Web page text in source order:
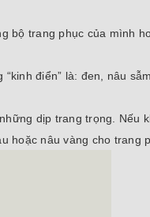
bộ trang phục của mình
điển” là: đen, nâu
dịp trang trọng. Nếu
hoặc nâu vàng cho trang